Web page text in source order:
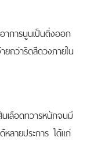
การนูนเป็นติ่งออก
กว่าริดสีดวงภายใน
เลือดทวารหนักจนมี
หลายประการ ได้แก่